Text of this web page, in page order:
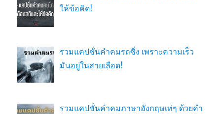
ให้ข้อคิด!
รวมแคปชั่นคำคมรถซิ่ง เพราะความเร็ว
มันอยู่ในสายเลือด!
รวมแคปชั่นคำคมภาษาอังกฤษเท่ๆ ด้วยคำ